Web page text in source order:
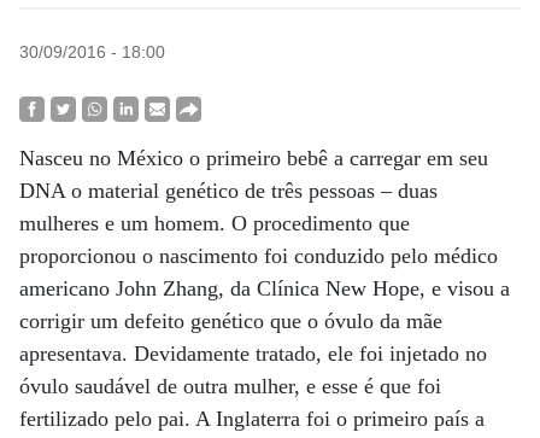
30/09/2016 - 18:00
Nasceu no México o primeiro bebê a carregar em seu
DNA o material genético de três pessoas – duas
mulheres e um homem. O procedimento que
proporcionou o nascimento foi conduzido pelo médico
americano John Zhang, da Clínica New Hope, e visou a
corrigir um defeito genético que o óvulo da mãe
apresentava. Devidamente tratado, ele foi injetado no
óvulo saudável de outra mulher, e esse é que foi
fertilizado pelo pai. A Inglaterra foi o primeiro país a